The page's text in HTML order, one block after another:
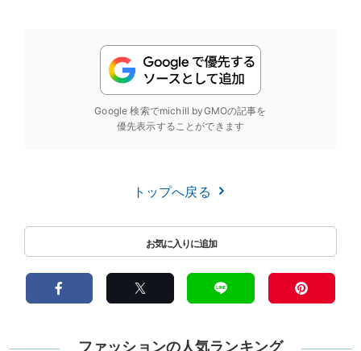
Google 検索でmichill byGMOの記事を
優先表示することができます
トップへ戻る
ファッションの人気ランキング